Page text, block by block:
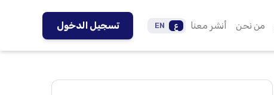
من نحن أنشر معنا ع EN تسجيل الدخول